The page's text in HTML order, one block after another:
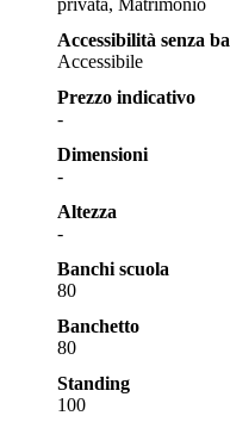
privata, Matrimonio
Accessibilità senza
Accessibile
Prezzo indicativo
-
Dimensioni
-
Altezza
-
Banchi scuola
80
Banchetto
80
Standing
100